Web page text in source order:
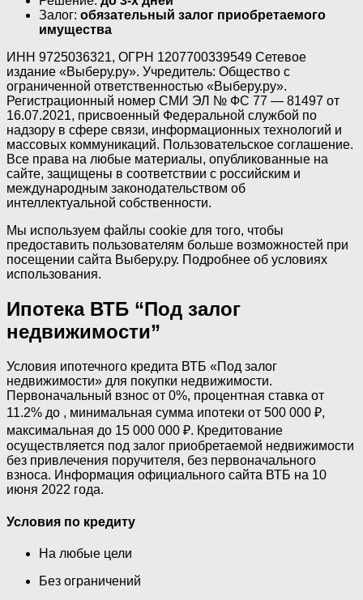
Залог: обязательный залог приобретаемого
имущества
ИНН 9725036321, ОГРН 1207700339549 Сетевое
издание «Выберу.ру». Учредитель: Общество с
ограниченной ответственностью «Выберу.ру».
Регистрационный номер СМИ ЭЛ № ФС 77 — 81497 от
16.07.2021, присвоенный Федеральной службой по
надзору в сфере связи, информационных технологий и
массовых коммуникаций. Пользовательское соглашение.
Все права на любые материалы, опубликованные на
сайте, защищены в соответствии с российским и
международным законодательством об
интеллектуальной собственности.
Мы используем файлы cookie для того, чтобы
предоставить пользователям больше возможностей при
посещении сайта Выберу.ру. Подробнее об условиях
использования.
Ипотека ВТБ “Под залог
недвижимости”
Условия ипотечного кредита ВТБ «Под залог
недвижимости» для покупки недвижимости.
Первоначальный взнос от 0%, процентная ставка от
11.2% до , минимальная сумма ипотеки от 500 000 ₽,
максимальная до 15 000 000 ₽. Кредитование
осуществляется под залог приобретаемой недвижимости
без привлечения поручителя, без первоначального
взноса. Информация официального сайта ВТБ на 10
июня 2022 года.
Условия по кредиту
На любые цели
Без ограничений